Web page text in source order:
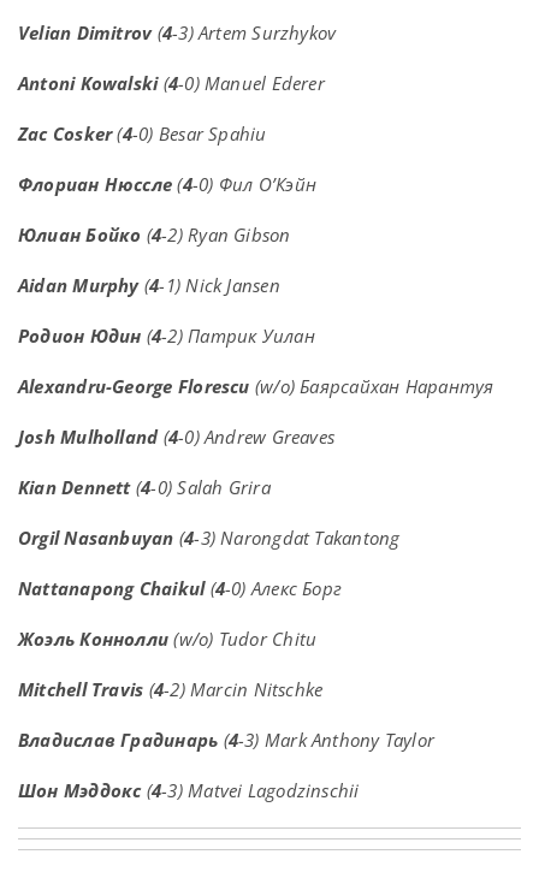
Velian Dimitrov(4-3) Artem Surzhykov
Antoni Kowalski(4-0) Manuel Ederer
Zac Cosker(4-0) Besar Spahiu
Флориан Нюссле (4-0) Фил О’Кэйн
Юлиан Бойко (4-2) Ryan Gibson
Aidan Murphy(4-1) Nick Jansen
Родион Юдин (4-2) Патрик Уилан
Alexandru-George Florescu (w/o) Баярсайхан Нарантуя
Josh Mulholland(4-0) Andrew Greaves
Kian Dennett(4-0) Salah Grira
Orgil Nasanbuyan (4-3) Narongdat Takantong
Nattanapong Chaikul(4-0) Алекс Борг
Жоэль Коннолли (w/o) Tudor Chitu
Mitchell Travis (4-2) Marcin Nitschke
Владислав Градинарь (4-3) Mark Anthony Taylor
Шон Мэддокс(4-3) Matvei Lagodzinschii